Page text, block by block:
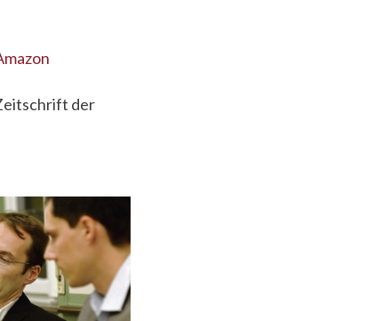
der